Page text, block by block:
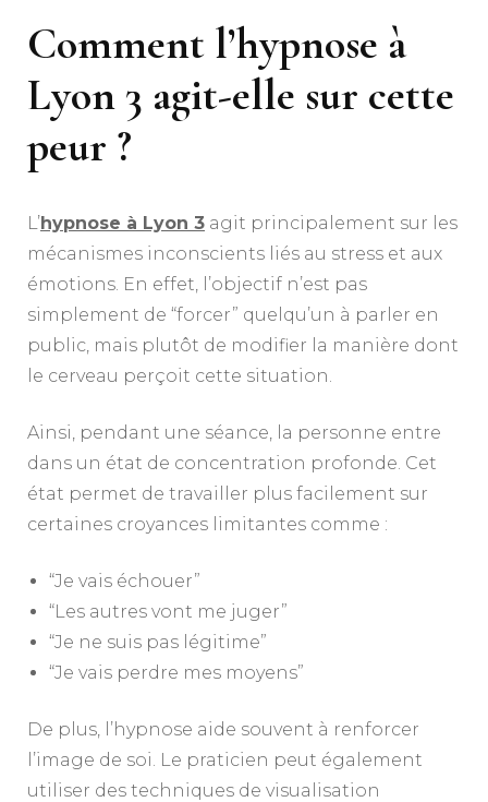
Comment l’hypnose à
Lyon 3 agit-elle sur cette
peur ?
L’hypnose à Lyon 3 agit principalement sur les
mécanismes inconscients liés au stress et aux
émotions. En effet, l’objectif n’est pas
simplement de “forcer” quelqu’un à parler en
public, mais plutôt de modifier la manière dont
le cerveau perçoit cette situation.
Ainsi, pendant une séance, la personne entre
dans un état de concentration profonde. Cet
état permet de travailler plus facilement sur
certaines croyances limitantes comme :
“Je vais échouer”
“Les autres vont me juger”
“Je ne suis pas légitime”
“Je vais perdre mes moyens”
De plus, l’hypnose aide souvent à renforcer
l’image de soi. Le praticien peut également
utiliser des techniques de visualisation